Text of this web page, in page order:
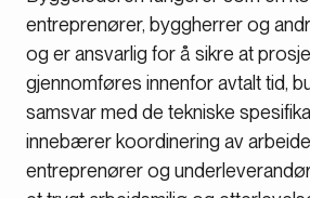
entreprenører, byggherrer og
og er ansvarlig for å sikre at
gjennomføres innenfor avtalt tid,
samsvar med de tekniske
innebærer koordinering av
entreprenører og